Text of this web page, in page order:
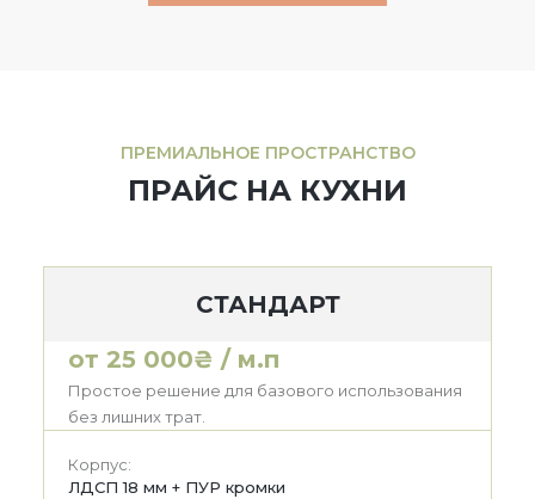
ПРЕМИАЛЬНОЕ ПРОСТРАНСТВО
ПРАЙС НА КУХНИ
СТАНДАРТ
от 25 000₴ / м.п
Простое решение для базового использования
без лишних трат.
Корпус:
ЛДСП 18 мм + ПУР кромки